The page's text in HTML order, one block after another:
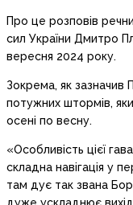
Про це розповів
сил України Дмитро
вересня 2024 року.
Зокрема, як зазначив
потужних штормів,
осені по весну.
«Особливість цієї
складна навігація у
там дує так звана